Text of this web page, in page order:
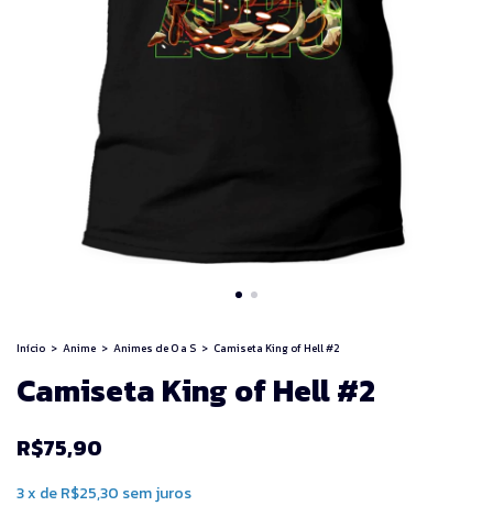
Início > Anime > Animes de O a S > Camiseta King of Hell #2
Camiseta King of Hell #2
R$75,90
3x deR$25,30 sem juros